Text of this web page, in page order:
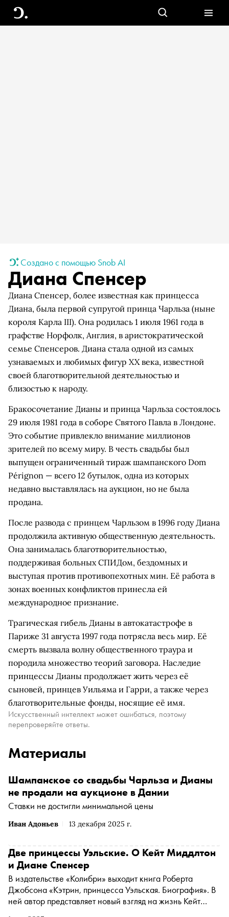
Создано с помощью Snob AI
Диана Спенсер
Диана Спенсер, более известная как принцесса
Диана, была первой супругой принца Чарльза (ныне
короля Карла III). Она родилась 1 июля 1961 года в
графстве Норфолк, Англия, в аристократической
семье Спенсеров. Диана стала одной из самых
узнаваемых и любимых фигур XX века, известной
своей благотворительной деятельностью и
близостью к народу.
Бракосочетание Дианы и принца Чарльза состоялось
29 июля 1981 года в соборе Святого Павла в Лондоне.
Это событие привлекло внимание миллионов
зрителей по всему миру. В честь свадьбы был
выпущен ограниченный тираж шампанского Dom
Pérignon — всего 12 бутылок, одна из которых
недавно выставлялась на аукцион, но не была
продана.
После развода с принцем Чарльзом в 1996 году Диана
продолжила активную общественную деятельность.
Она занималась благотворительностью,
поддерживая больных СПИДом, бездомных и
выступая против противопехотных мин. Её работа в
зонах военных конфликтов принесла ей
международное признание.
Трагическая гибель Дианы в автокатастрофе в
Париже 31 августа 1997 года потрясла весь мир. Её
смерть вызвала волну общественного траура и
породила множество теорий заговора. Наследие
принцессы Дианы продолжает жить через её
сыновей, принцев Уильяма и Гарри, а также через
благотворительные фонды, носящие её имя.
Искусственный интеллект может ошибаться, поэтому
перепроверяйте ответы.
Материалы
Иван Адоньев 13 декабря 2025 г.
Шампанское со свадьбы Чарльза и Дианы
не продали на аукционе в Дании
Ставки не достигли минимальной цены
Две принцессы Уэльские. О Кейт Миддлтон
и Диане Спенсер
В издательстве «Колибри» выходит книга Роберта
Джобсона «Кэтрин, принцесса Уэльская. Биография». В
ней автор представляет новый взгляд на жизнь Кейт